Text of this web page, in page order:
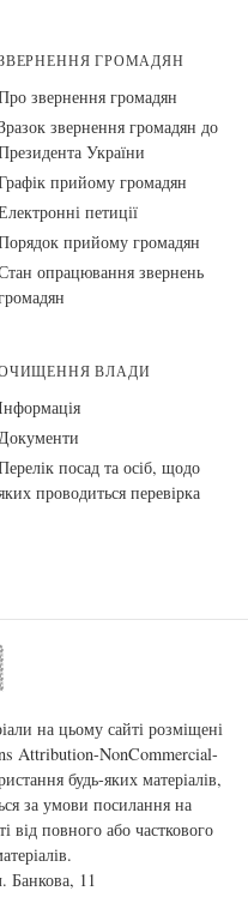
ГРОМАДЯН
звернення громадян
звернення громадян до
України
прийому громадян
петиції
прийому громадян
опрацювання звернень
ВЛАДИ
посад та осіб, щодо
проводиться перевірка
на цьому сайті розміщені
Attribution-NonCommercial-
будь-яких матеріалів,
за умови посилання на
від повного або часткового
Банкова, 11